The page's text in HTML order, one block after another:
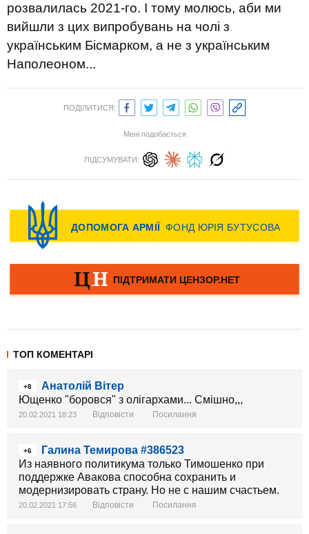
розвалилась 2021-го. І тому молюсь, аби ми
вийшли з цих випробувань на чолі з
українським Бісмарком, а не з українським
Наполеоном...
ПОДІЛИТИСЯ:
Мені подобається
ПІДСУМУВАТИ:
ТОП КОМЕНТАРІ
+8
Анатолій Вітер
Ющенко "боровся" з олігархами... Смішно,,,
20.02.2021 18:23 Відповісти Посилання
+6
Галина Темирова #386523
Из наявного политикума только Тимошенко при
поддержке Авакова способна сохранить и
модернизировать страну. Но не с нашим счастьем.
20.02.2021 17:56 Відповісти Посилання